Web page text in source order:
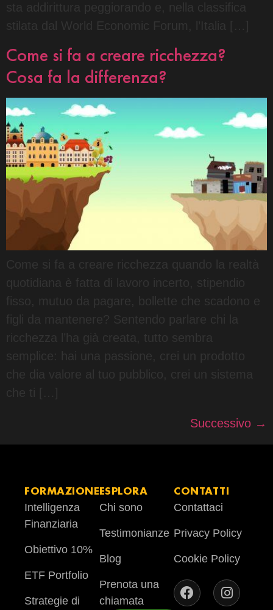
sta addirittura peggiorando e, nella classifica
stilata dal World Economic Forum, l’Italia […]
Come si fa a creare ricchezza?
Cosa fa la differenza?
Come si fa a creare ricchezza quando la realtà
quotidiana è fatta di lavoro incerto, stipendio
fisso, mutuo da pagare, bollette che scadono e
figli da mantenere? Sentendo parlare chi la
ricchezza l’ha già creata, tutto sembra
semplice: hai una passione, crei un prodotto
che dia valore al tuo pubblico, crei un sistema
Successivo →
FORMAZIONE
Intelligenza
Finanziaria
Obiettivo 10%
ETF Portfolio
Strategie di
ESPLORA
Chi sono
Testimonianze
Blog
Prenota una
chiamata
CONTATTI
Contattaci
Privacy Policy
Cookie Policy